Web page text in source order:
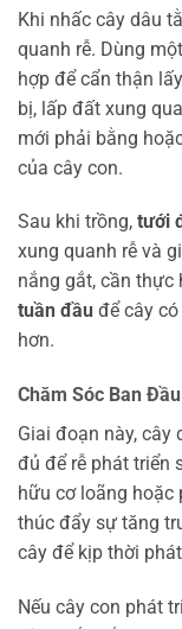
Khi nhấc cây dâu
quanh rễ. Dùng
hợp để cẩn thận
bị, lấp đất xung
mới phải bằng
của cây con.
Sau khi trồng, tưới
xung quanh rễ và
nắng gắt, cần thực
tuần đầu để cây
hơn.
Chăm Sóc Ban
Giai đoạn này,
đủ để rễ phát triển
hữu cơ loãng hoặc
thúc đẩy sự tăng
cây để kịp thời
Nếu cây con phát